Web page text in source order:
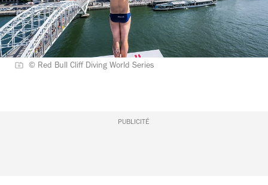
© Red Bull Cliff Diving World Series
PUBLICITÉ